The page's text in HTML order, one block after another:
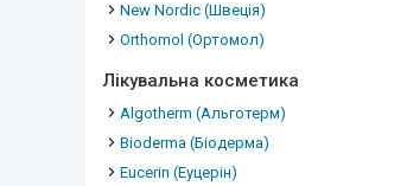
New Nordic (Швеція)
Orthomol (Ортомол)
Лікувальна косметика
Algotherm (Альготерм)
Bioderma (Біодерма)
Eucerin (Еуцерін)